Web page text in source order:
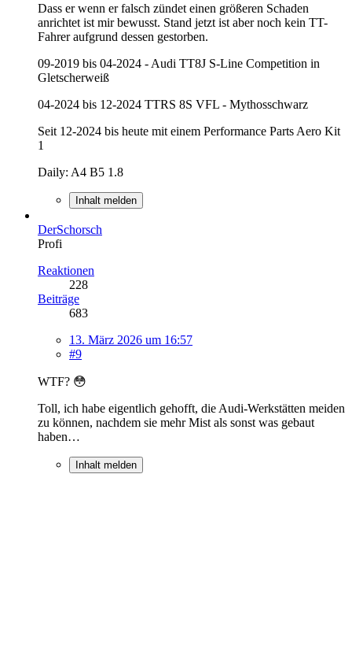
Dass er wenn er falsch zündet einen größeren Schaden
anrichtet ist mir bewusst. Stand jetzt ist aber noch kein TT-
Fahrer aufgrund dessen gestorben.
09-2019 bis 04-2024 - Audi TT8J S-Line Competition in
Gletscherweiß
04-2024 bis 12-2024 TTRS 8S VFL - Mythosschwarz
Seit 12-2024 bis heute mit einem Performance Parts Aero Kit
1
Daily: A4 B5 1.8
Inhalt melden
DerSchorsch
Profi
Reaktionen
228
Beiträge
683
13. März 2026 um 16:57
#9
WTF? 😳
Toll, ich habe eigentlich gehofft, die Audi-Werkstätten meiden
zu können, nachdem sie mehr Mist als sonst was gebaut
haben…
Inhalt melden